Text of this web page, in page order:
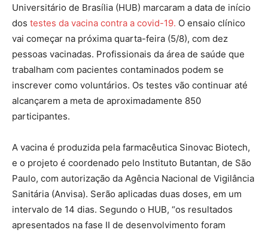
Universitário de Brasília (HUB) marcaram a data de início
dos testes da vacina contra a covid-19. O ensaio clínico
vai começar na próxima quarta-feira (5/8), com dez
pessoas vacinadas. Profissionais da área de saúde que
trabalham com pacientes contaminados podem se
inscrever como voluntários. Os testes vão continuar até
alcançarem a meta de aproximadamente 850
participantes.
A vacina é produzida pela farmacêutica Sinovac Biotech,
e o projeto é coordenado pelo Instituto Butantan, de São
Paulo, com autorização da Agência Nacional de Vigilância
Sanitária (Anvisa). Serão aplicadas duas doses, em um
intervalo de 14 dias. Segundo o HUB, “os resultados
apresentados na fase II de desenvolvimento foram